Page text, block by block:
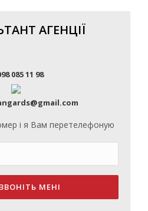
АГЕНЦІЇ
085 11 98
і я Вам перетелефоную
МЕНІ